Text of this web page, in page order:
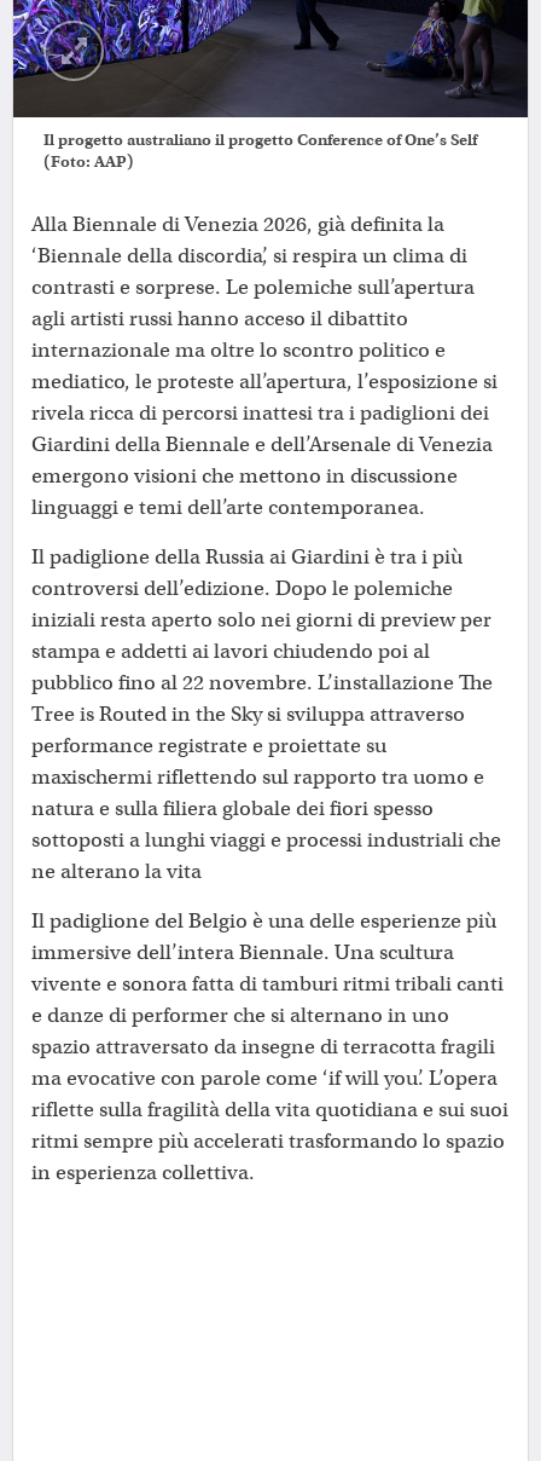
Il progetto australiano il progetto Conference of One’s Self
(Foto: AAP)
Alla Biennale di Venezia 2026, già definita la
‘Biennale della discordia’, si respira un clima di
contrasti e sorprese. Le polemiche sull’apertura
agli artisti russi hanno acceso il dibattito
internazionale ma oltre lo scontro politico e
mediatico, le proteste all’apertura, l’esposizione si
rivela ricca di percorsi inattesi tra i padiglioni dei
Giardini della Biennale e dell’Arsenale di Venezia
emergono visioni che mettono in discussione
linguaggi e temi dell’arte contemporanea.
Il padiglione della Russia ai Giardini è tra i più
controversi dell’edizione. Dopo le polemiche
iniziali resta aperto solo nei giorni di preview per
stampa e addetti ai lavori chiudendo poi al
pubblico fino al 22 novembre. L’installazione The
Tree is Routed in the Sky si sviluppa attraverso
performance registrate e proiettate su
maxischermi riflettendo sul rapporto tra uomo e
natura e sulla filiera globale dei fiori spesso
sottoposti a lunghi viaggi e processi industriali che
ne alterano la vita
Il padiglione del Belgio è una delle esperienze più
immersive dell’intera Biennale. Una scultura
vivente e sonora fatta di tamburi ritmi tribali canti
e danze di performer che si alternano in uno
spazio attraversato da insegne di terracotta fragili
ma evocative con parole come ‘if will you’. L’opera
riflette sulla fragilità della vita quotidiana e sui suoi
ritmi sempre più accelerati trasformando lo spazio
in esperienza collettiva.